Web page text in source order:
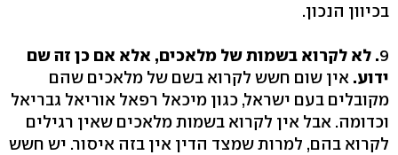
בכיוון הנכון.
9. לא לקרוא בשמות של מלאכים, אלא אם כן זה שם
ידוע. אין שום חשש לקרוא בשם של מלאכים שהם
מקובלים בעם ישראל, כגון מיכאל רפאל אוריאל גבריאל
וכדומה. אבל אין לקרוא בשמות מלאכים שאין רגילים
לקרוא בהם, למרות שמצד הדין אין בזה איסור. יש חשש